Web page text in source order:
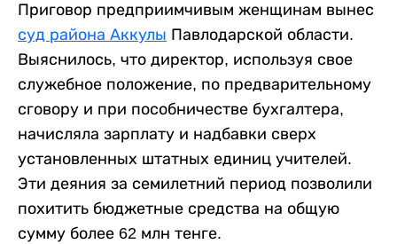
Приговор предприимчивым женщинам вынес
суд района Аккулы Павлодарской области.
Выяснилось, что директор, используя свое
служебное положение, по предварительному
сговору и при пособничестве бухгалтера,
начисляла зарплату и надбавки сверх
установленных штатных единиц учителей.
Эти деяния за семилетний период позволили
похитить бюджетные средства на общую
сумму более 62 млн тенге.